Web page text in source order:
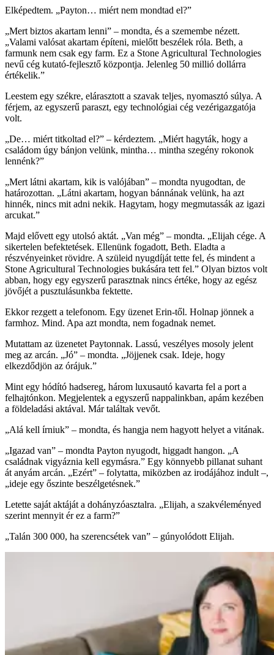
Elképedtem. „Payton… miért nem mondtad el?”
„Mert biztos akartam lenni” – mondta, és a szemembe nézett.
„Valami valósat akartam építeni, mielőtt beszélek róla. Beth, a
farmunk nem csak egy farm. Ez a Stone Agricultural Technologies
nevű cég kutató-fejlesztő központja. Jelenleg 50 millió dollárra
értékelik.”
Leestem egy székre, elárasztott a szavak teljes, nyomasztó súlya. A
férjem, az egyszerű paraszt, egy technológiai cég vezérigazgatója
volt.
„De… miért titkoltad el?” – kérdeztem. „Miért hagyták, hogy a
családom úgy bánjon velünk, mintha… mintha szegény rokonok
lennénk?”
„Mert látni akartam, kik is valójában” – mondta nyugodtan, de
határozottan. „Látni akartam, hogyan bánnának velünk, ha azt
hinnék, nincs mit adni nekik. Hagytam, hogy megmutassák az igazi
arcukat.”
Majd elővett egy utolsó aktát. „Van még” – mondta. „Elijah cége. A
sikertelen befektetések. Ellenünk fogadott, Beth. Eladta a
részvényeinket rövidre. A szüleid nyugdíját tette fel, és mindent a
Stone Agricultural Technologies bukására tett fel.” Olyan biztos volt
abban, hogy egy egyszerű parasztnak nincs értéke, hogy az egész
jövőjét a pusztulásunkba fektette.
Ekkor rezgett a telefonom. Egy üzenet Erin-től. Holnap jönnek a
farmhoz. Mind. Apa azt mondta, nem fogadnak nemet.
Mutattam az üzenetet Paytonnak. Lassú, veszélyes mosoly jelent
meg az arcán. „Jó” – mondta. „Jöjjenek csak. Ideje, hogy
elkezdődjön az órájuk.”
Mint egy hódító hadsereg, három luxusautó kavarta fel a port a
felhajtónkon. Megjelentek a egyszerű nappalinkban, apám kezében
a földeladási aktával. Már találtak vevőt.
„Alá kell írniuk” – mondta, és hangja nem hagyott helyet a vitának.
„Igazad van” – mondta Payton nyugodt, higgadt hangon. „A
családnak vigyáznia kell egymásra.” Egy könnyebb pillanat suhant
át anyám arcán. „Ezért” – folytatta, miközben az irodájához indult –,
„ideje egy őszinte beszélgetésnek.”
Letette saját aktáját a dohányzóasztalra. „Elijah, a szakvéleményed
szerint mennyit ér ez a farm?”
„Talán 300 000, ha szerencsétek van” – gúnyolódott Elijah.